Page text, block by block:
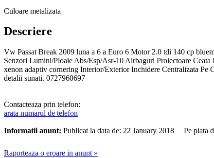
Culoare metalizata
Descriere
Vw Passat Break 2009 luna a 6 a Euro 6 Motor 2.0 tdi 140 cp
Senzori Lumini/Ploaie Abs/Esp/Asr-10 Airbaguri Proiectoare
xenon adaptiv cornering Interior/Exterior Inchidere Centralizata Pe
detalii sunati. 0727960697
Contacteaza prin telefon:
arata numarul de telefon
Informatii anunt: Publicat la data de: 22 January 2018 Pe
Raporteaza o eroare in anunt »